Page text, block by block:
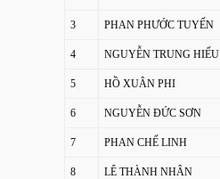
3 PHAN PHƯỚC TUYẾN
4 NGUYỄN TRUNG HIẾU
5 HỒ XUÂN PHI
6 NGUYỄN ĐỨC SƠN
7 PHAN CHẾ LINH
8 LÊ THÀNH NHÂN